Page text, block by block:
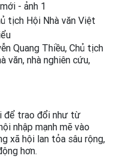
tịch Hội Nhà văn Việt
Quang Thiều, Chủ tịch
văn, nhà nghiên cứu,
để trao đổi như từ
nhập mạnh mẽ vào
xã hội lan tỏa sâu rộng,
hơn.